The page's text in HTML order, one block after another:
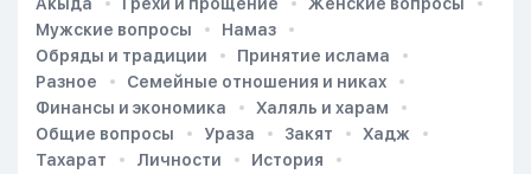
Мужские вопросы
Намаз
Обряды и традиции
Принятие ислама
Разное
Семейные отношения и никах
Финансы и экономика
Халяль и харам
Общие вопросы
Ураза Закят
Хадж
Тахарат
Личности
История